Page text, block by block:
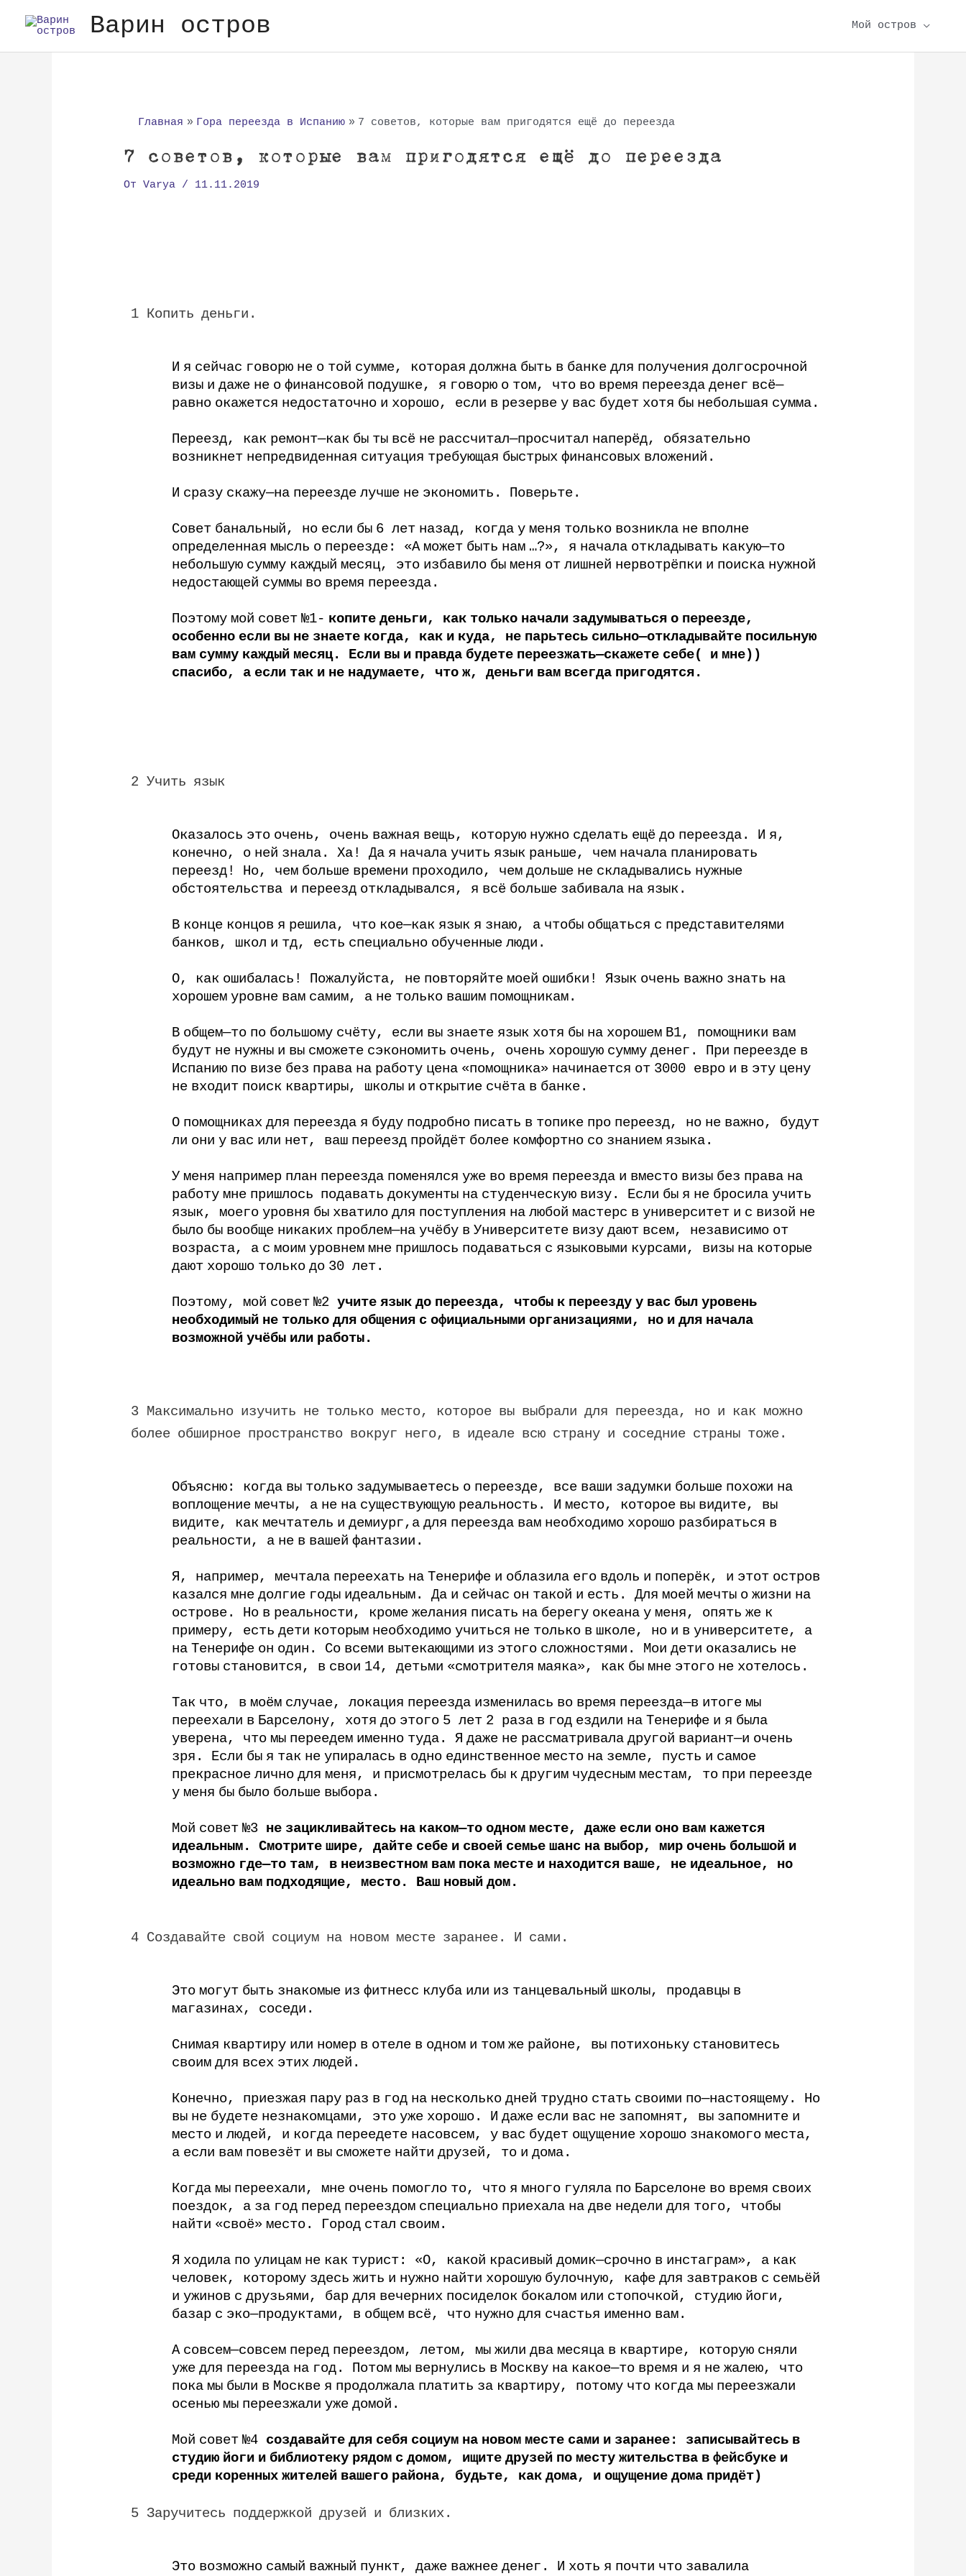
Варин остров Мой остров
Главная Гора переезда в Испанию 7 советов, которые вам пригодятся ещё до переезда
7 советов, которые вам пригодятся ещё до переезда
ОтVarya / 11.11.2019
1 Копить деньги .
И я сейчас говорю не о той сумме, которая должна быть в банке для получения долгосрочной
визы и даже не о финансовой подушке, я говорю о том, что во время переезда денег всё—
равно окажется недостаточно и хорошо, если в резерве у вас будет хотя бы небольшая сумма.
Переезд, как ремонт—как бы ты всё не рассчитал—просчитал наперёд, обязательно
возникнет непредвиденная ситуация требующая быстрых финансовых вложений .
И сразу скажу—на переезде лучше не экономить . Поверьте.
Совет банальный, но если бы 6 лет назад, когда у меня только возникла не вполне
определенная мысль о переезде: «А может быть нам …?», я начала откладывать какую—то
небольшую сумму каждый месяц, это избавило бы меня от лишней нервотрёпки и поиска нужной
недостающей суммы во время переезда.
Поэтому мой совет №1- копите деньги, как только начали задумываться о переезде,
особенно если вы не знаете когда, как и куда, не парьтесь сильно—откладывайте посильную
вам сумму каждый месяц. Если вы и правда будете переезжать—скажете себе( и мне))
спасибо, а если так и не надумаете, что ж, деньги вам всегда пригодятся.
2Учить язык
Оказалось это очень, очень важная вещь, которую нужно сделать ещё до переезда. И я,
конечно, о ней знала. Ха! Да я начала учить язык раньше, чем начала планировать
переезд! Но, чем больше времени проходило, чем дольше не складывались нужные
обстоятельства и переезд откладывался, я всё больше забивала на язык.
В конце концов я решила, что кое—как язык я знаю, а чтобы общаться с представителями
банков, школ и тд, есть специально обученные люди .
О, как ошибалась ! Пожалуйста, не повторяйте моей ошибки ! Язык очень важно знать на
хорошем уровне вам самим, а не только вашим помощникам.
В общем—то по большому счёту, если вы знаете язык хотя бы на хорошем В1, помощники вам
будут не нужны и вы сможете сэкономить очень, очень хорошую сумму денег . При переезде в
Испанию по визе без права на работу цена «помощника» начинается от 3000 евро и в эту цену
не входит поиск квартиры, школы и открытие счёта в банке.
О помощниках для переезда я буду подробно писать в топике про переезд, но не важно, будут
ли они у вас или нет, ваш переезд пройдёт более комфортно со знанием языка.
У меня например план переезда поменялся уже во время переезда и вместо визы без права на
работу мне пришлось подавать документы на студенческую визу. Если бы я не бросила учить
язык, моего уровня бы хватило для поступления на любой мастерс в университет и с визой не
было бы вообще никаких проблем—на учёбу в Университете визу дают всем, независимо от
возраста, а с моим уровнем мне пришлось подаваться с языковыми курсами, визы на которые
дают хорошо только до 30 лет.
Поэтому, мой совет №2 учите язык до переезда, чтобы к переезду у вас был уровень
необходимый не только для общения с официальными организациями, но и для начала
возможной учёбы или работы.
3 Максимально изучить не только место, которое вы выбрали для переезда, но и как можно
более обширное пространство вокруг него, в идеале всю страну и соседние страны тоже.
Объясню: когда вы только задумываетесь о переезде, все ваши задумки больше похожи на
воплощение мечты, а не на существующую реальность . И место, которое вы видите, вы
видите, как мечтатель и демиург, а для переезда вам необходимо хорошо разбираться в
реальности, а не в вашей фантазии .
Я, например, мечтала переехать на Тенерифе и облазила его вдоль и поперёк, и этот остров
казался мне долгие годы идеальным. Да и сейчас он такой и есть . Для моей мечты о жизни на
острове. Но в реальности, кроме желания писать на берегу океана у меня, опять же к
примеру, есть дети которым необходимо учиться не только в школе, но и в университете, а
на Тенерифе он один . Со всеми вытекающими из этого сложностями . Мои дети оказались не
готовы становится, в свои 14, детьми «смотрителя маяка», как бы мне этого не хотелось .
Так что, в моём случае, локация переезда изменилась во время переезда—в итоге мы
переехали в Барселону, хотя до этого 5 лет 2 раза в год ездили на Тенерифе и я была
уверена, что мы переедем именно туда. Я даже не рассматривала другой вариант—и очень
зря . Если бы я так не упиралась в одно единственное место на земле, пусть и самое
прекрасное лично для меня, и присмотрелась бы к другим чудесным местам, то при переезде
у меня бы было больше выбора.
Мой совет №3 не зацикливайтесь на каком—то одном месте, даже если оно вам кажется
идеальным. Смотрите шире, дайте себе и своей семье шанс на выбор, мир очень большой и
возможно где—то там, в неизвестном вам пока месте и находится ваше, не идеальное, но
идеально вам подходящие, место. Ваш новый дом.
4 Создавайте свой социум на новом месте заранее. И сами .
Это могут быть знакомые из фитнесс клуба или из танцевальный школы, продавцы в
магазинах, соседи .
Снимая квартиру или номер в отеле в одном и том же районе, вы потихоньку становитесь
своим для всех этих людей .
Конечно, приезжая пару раз в год на несколько дней трудно стать своими по—настоящему. Но
вы не будете незнакомцами, это уже хорошо. И даже если вас не запомнят, вы запомните и
место и людей, и когда переедете насовсем, у вас будет ощущение хорошо знакомого места,
а если вам повезёт и вы сможете найти друзей, то и дома.
Когда мы переехали, мне очень помогло то, что я много гуляла по Барселоне во время своих
поездок, а за год перед переездом специально приехала на две недели для того, чтобы
найти «своё» место. Город стал своим.
Я ходила по улицам не как турист: «О, какой красивый домик—срочно в инстаграм», а как
человек, которому здесь жить и нужно найти хорошую булочную, кафе для завтраков с семьёй
и ужинов с друзьями, бар для вечерних посиделок бокалом или стопочкой, студию йоги,
базар с эко—продуктами, в общем всё, что нужно для счастья именно вам.
А совсем—совсем перед переездом, летом, мы жили два месяца в квартире, которую сняли
уже для переезда на год. Потом мы вернулись в Москву на какое—то время и я не жалею, что
пока мы были в Москве я продолжала платить за квартиру, потому что когда мы переезжали
осенью мы переезжали уже домой .
Мой совет №4 создавайте для себя социум на новом месте сами и заранее: записывайтесь в
студию йоги и библиотеку рядом с домом, ищите друзей по месту жительства в фейсбуке и
среди коренных жителей вашего района, будьте, как дома, и ощущение дома придёт)
5 Заручитесь поддержкой друзей и близких.
Это возможно самый важный пункт, даже важнее денег . И хоть я почти что завалила
Навигация